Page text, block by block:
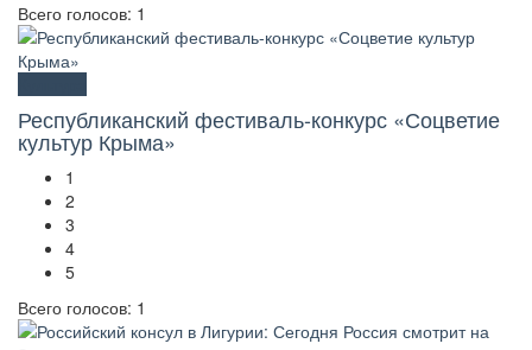
Всего голосов: 1
Республиканский фестиваль-конкурс «Соцветие
культур Крыма»
1
2
3
4
5
Всего голосов: 1